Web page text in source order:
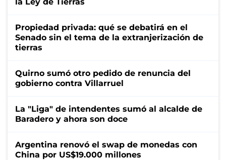
Propiedad privada: qué se debatirá en el
Senado sin el tema de la extranjerización de
tierras
Quirno sumó otro pedido de renuncia del
gobierno contra Villarruel
La "Liga" de intendentes sumó al alcalde de
Baradero y ahora son doce
Argentina renovó el swap de monedas con
China por US$19.000 millones